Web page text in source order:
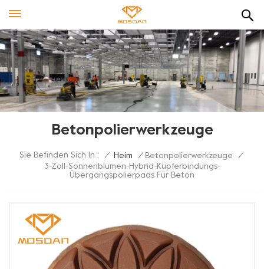
Betonpolierwerkzeuge
Sie Befinden Sich In : / Heim / Betonpolierwerkzeuge
/
3-Zoll-Sonnenblumen-Hybrid-Kupferbindungs-
Übergangspolierpads Für Beton